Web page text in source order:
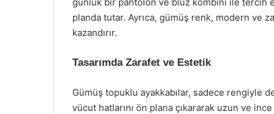
planda tutar. Ayrıca, gümüş renk, modern ve
kazandırır.
Tasarımda Zarafet ve Estetik
Gümüş topuklu ayakkabılar, sadece rengiyle
vücut hatlarını ön plana çıkararak uzun ve